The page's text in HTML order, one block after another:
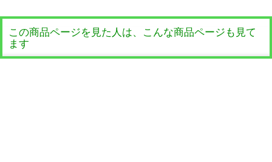
この商品ページを見た人は、こんな商品ページも見て
ます